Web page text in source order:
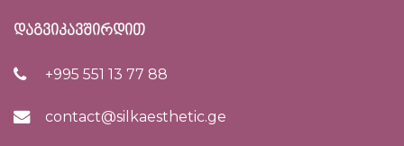
დაგვიკავშირდით
+995 551 13 77 88
contact@silkaesthetic.ge